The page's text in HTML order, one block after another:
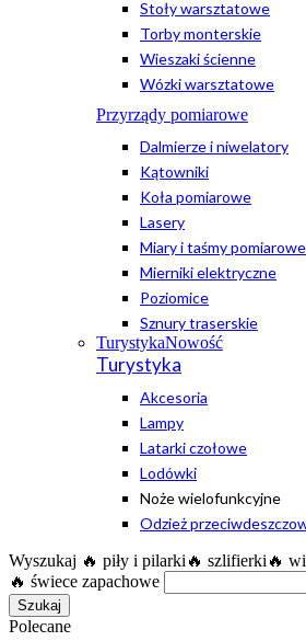
Stoły warsztatowe
Torby monterskie
Wieszaki ścienne
Wózki warsztatowe
Przyrządy pomiarowe
Dalmierze i niwelatory
Kątowniki
Koła pomiarowe
Lasery
Miary i taśmy pomiarowe
Mierniki elektryczne
Poziomice
Sznury traserskie
TurystykaNowość
Turystyka
Akcesoria
Lampy
Latarki czołowe
Lodówki
Noże wielofunkcyjne
Odzież
Wyszukaj 🔥 piły i pilarki 🔥 szlifierki 🔥
🔥 świece zapachowe
Szukaj
Polecane